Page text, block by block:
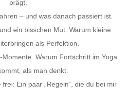
prägt.
– und was danach passiert ist.
ein bisschen Mut. Warum kleine
als Perfektion.
Warum Fortschritt im Yoga
als man denkt.
Ein paar „Regeln“, die du bei mir